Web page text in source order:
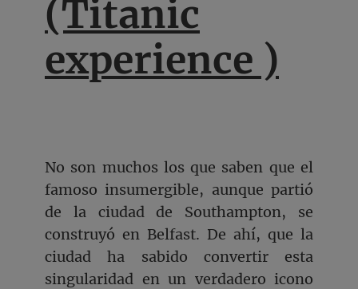
(Titanic
experience )
No son muchos los que saben que el
famoso insumergible, aunque partió
de la ciudad de Southampton, se
construyó en Belfast. De ahí, que la
ciudad ha sabido convertir esta
singularidad en un verdadero icono